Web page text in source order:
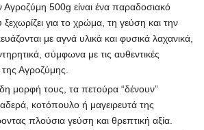
500g είναι ένα παραδοσιακό
για το χρώμα, τη γεύση και την
με αγνά υλικά και φυσικά λαχανικά,
σύμφωνα με τις αυθεντικές
Αγροζύμης.
μορφή τους, τα πετούρα “δένουν”
κοτόπουλο ή μαγειρευτά της
πλούσια γεύση και θρεπτική αξία.